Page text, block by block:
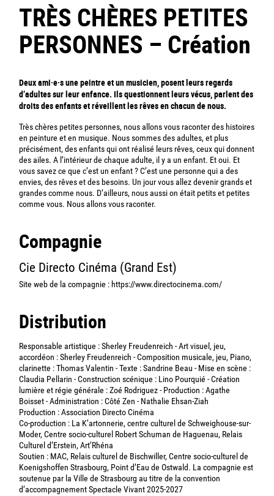
TRÈS CHÈRES PETITES
PERSONNES – Création
Deux ami·e·s une peintre et un musicien, posent leurs regards
d’adultes sur leur enfance. Ils questionnent leurs vécus, parlent des
droits des enfants et réveillent les rêves en chacun de nous.
Très chères petites personnes, nous allons vous raconter des histoires
en peinture et en musique. Nous sommes des adultes, et plus
précisément, des enfants qui ont réalisé leurs rêves, ceux qui donnent
des ailes. A l’intérieur de chaque adulte, il y a un enfant. Et oui. Et
vous savez ce que c’est un enfant ? C’est une personne qui a des
envies, des rêves et des besoins. Un jour vous allez devenir grands et
grandes comme nous. D’ailleurs, nous aussi on était petits et petites
comme vous. Nous allons vous raconter.
Compagnie
Cie Directo Cinéma (Grand Est)
Site web de la compagnie : https://www.directocinema.com/
Distribution
Responsable artistique : Sherley Freudenreich - Art visuel, jeu,
accordéon : Sherley Freudenreich - Composition musicale, jeu, Piano,
clarinette : Thomas Valentin - Texte : Sandrine Beau - Mise en scène :
Claudia Pellarin - Construction scénique : Lino Pourquié - Création
lumière et régie générale : Zoé Rodriguez - Production : Agathe
Boisset - Administration : Côté Zen - Nathalie Ehsan-Ziah
Production : Association Directo Cinéma
Co-production : La K’artonnerie, centre culturel de Schweighouse-sur-
Moder, Centre socio-culturel Robert Schuman de Haguenau, Relais
Culturel d’Erstein, Art’Rhéna
Soutien : MAC, Relais culturel de Bischwiller, Centre socio-culturel de
Koenigshoffen Strasbourg, Point d’Eau de Ostwald. La compagnie est
soutenue par la Ville de Strasbourg au titre de la convention
d’accompagnement Spectacle Vivant 2025-2027